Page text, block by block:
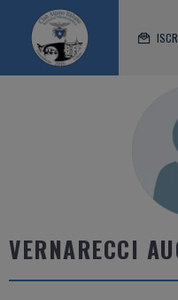
VERNARECCI